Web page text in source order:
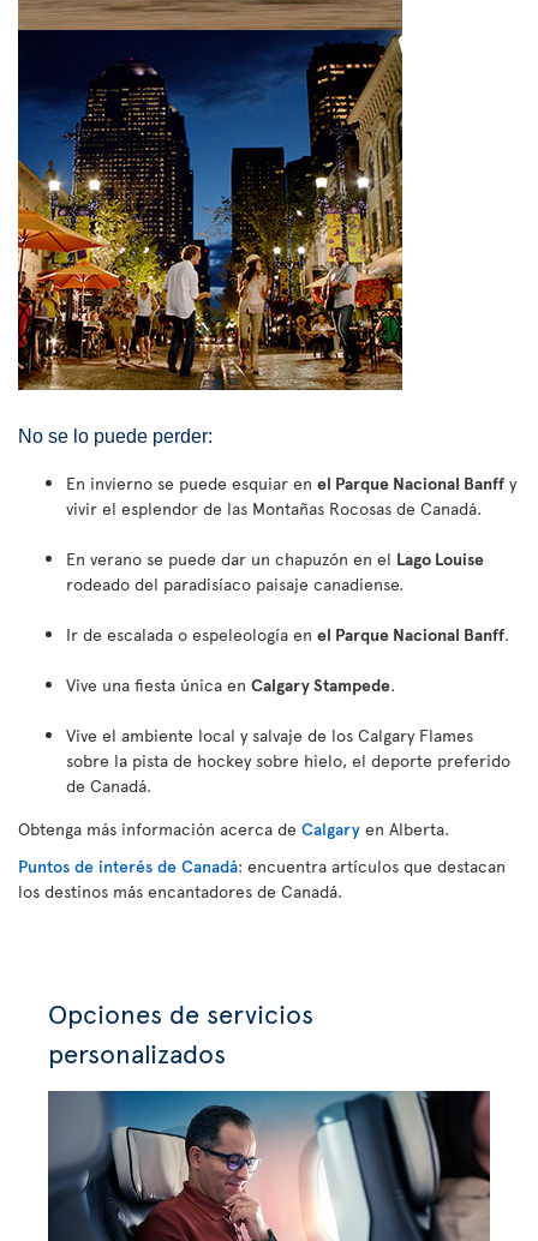
No se lo puede perder:
En invierno se puede esquiar en el Parque Nacional Banff y
vivir el esplendor de las Montañas Rocosas de Canadá.
En verano se puede dar un chapuzón en el Lago Louise
rodeado del paradisíaco paisaje canadiense.
Ir de escalada o espeleología en el Parque Nacional Banff.
Vive una fiesta única en Calgary Stampede.
Vive el ambiente local y salvaje de los Calgary Flames
sobre la pista de hockey sobre hielo, el deporte preferido
de Canadá.
Obtenga más información acerca de Calgary en Alberta.
Puntos de interés de Canadá: encuentra artículos que destacan
los destinos más encantadores de Canadá.
Opciones de servicios
personalizados